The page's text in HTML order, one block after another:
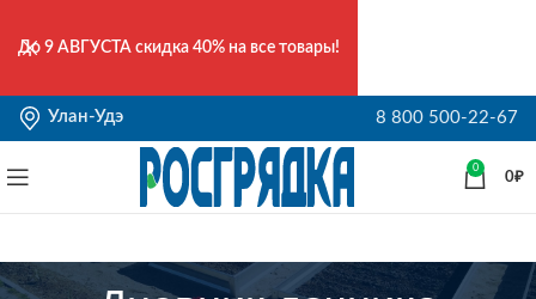
Улан-Удэ 8 800 500-22-67
0
0₽
До 9 АВГУСТА скидка 40% на все товары!